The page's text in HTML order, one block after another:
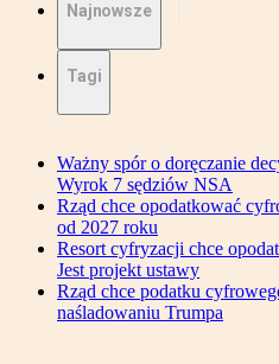
Najnowsze
Tagi
Ważny spór o doręczanie
Wyrok 7 sędziów NSA
Rząd chce opodatkować
od 2027 roku
Resort cyfryzacji chce
Jest projekt ustawy
Rząd chce podatku
naśladowaniu Trumpa